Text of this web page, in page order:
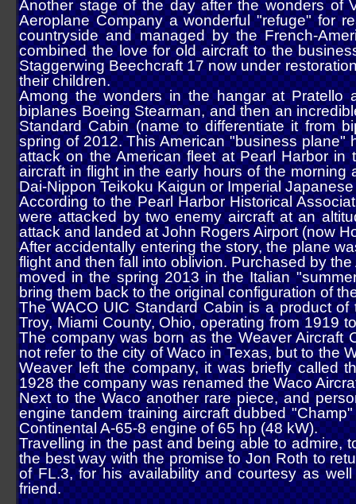
Another stage of the day after the wonders of
Aeroplane Company a wonderful "refuge" for
countryside and managed by the French-
combined the love for old aircraft to the
Staggerwing Beechcraft 17 now under
their children.
Among the wonders in the hangar at Pratello
biplanes Boeing Stearman, and then an
Standard Cabin (name to differentiate it from
spring of 2012. This American "business
attack on the American fleet at Pearl Harbor
aircraft in flight in the early hours of the
Dai-Nippon Teikoku Kaigun or Imperial
According to the Pearl Harbor Historical
were attacked by two enemy aircraft at an
attack and landed at John Rogers Airport (now
After accidentally entering the story, the plane
flight and then fall into oblivion. Purchased by
moved in the spring 2013 in the Italian
bring them back to the original configuration of
The WACO UIC Standard Cabin is a product
Troy, Miami County, Ohio, operating from 1919
The company was born as the Weaver Aircraft
not refer to the city of Waco in Texas, but to the
Weaver left the company, it was briefly called
1928 the company was renamed the Waco
Next to the Waco another rare piece, and
engine tandem training aircraft dubbed
Continental A-65-8 engine of 65 hp (48 kW).
Travelling in the past and being able to admire,
the best way with the promise to Jon Roth to
of FL.3, for his availability and courtesy as
friend.